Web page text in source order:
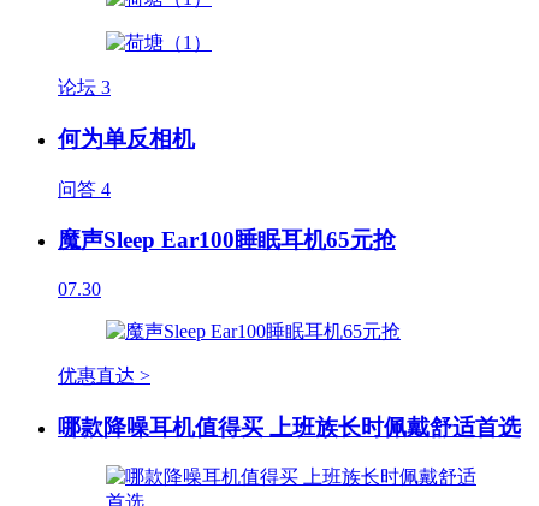
论坛 3
何为单反相机
问答 4
魔声Sleep Ear100睡眠耳机65元抢
07.30
优惠直达 >
哪款降噪耳机值得买 上班族长时佩戴舒适首选